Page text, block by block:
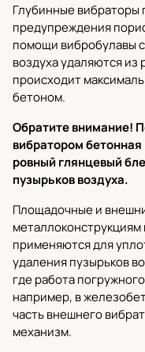
Глубинные вибраторы
предупреждения
помощи вибробулавы
воздуха удаляются из
происходит
бетоном.
Обратите внимание!
вибратором
ровный глянцевый
пузырьков воздуха.
Площадочные и
применяются для
удаления пузырьков
где работа
например, в
часть внешнего
механизм.